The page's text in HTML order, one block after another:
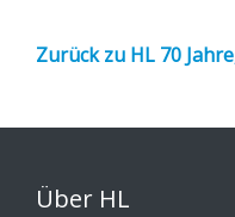
Zurück zu HL 70
Über HL